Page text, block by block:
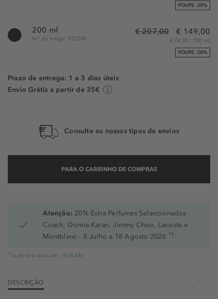
POUPE -28%
200 ml
N.° do artigo: 933245
€ 207,00 € 149,00
€ 74,50 / 100 ml
POUPE -28%
Prazo de entrega: 1 a 3 dias úteis
Envio Grátis a partir de 35€
Consulte os nossos tipos de envios
PARA O CARRINHO DE COMPRAS
Atenção: 20% Extra Perfumes Seleccionados
Coach, Donna Karan, Jimmy Choo, Lacoste e
Montblanc - 8 Julho a 18 Agosto 2026 *1
*1 A oferta é válida até: 19.08.AM
DESCRIÇÃO